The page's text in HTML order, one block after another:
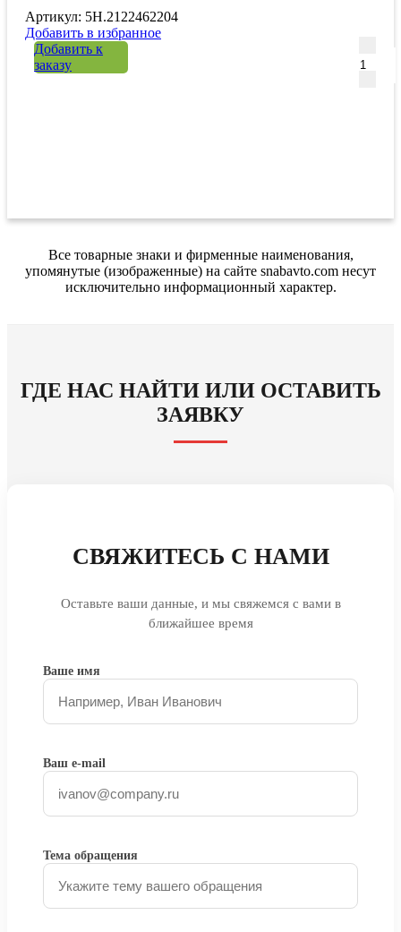
Артикул: 5H.2122462204
Добавить в избранное
Добавить к
заказу
Все товарные знаки и фирменные наименования,
упомянутые (изображенные) на сайте snabavto.com несут
исключительно информационный характер.
ГДЕ НАС НАЙТИ ИЛИ ОСТАВИТЬ
ЗАЯВКУ
СВЯЖИТЕСЬ С НАМИ
Оставьте ваши данные, и мы свяжемся с вами в
ближайшее время
Ваше имя
Ваш e-mail
Тема обращения